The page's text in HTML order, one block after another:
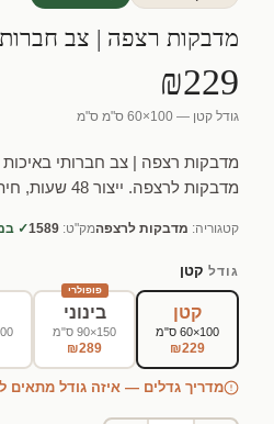
מדבקות רצפה | צב
₪229
גודל קטן — 100×60 ס"מ ס"מ
מדבקות רצפה | צב חברותי באיכות
מדבקות לרצפה. ייצור 48 שעות, חיתוך לפי מידה.
קטגוריה: מדבקות לרצפהמק"ט: 1589
✓
גודל קטן
קטן
100×60 ס"מ
₪229
פופולרי
בינוני
150×90 ס"מ
₪289
מדריך גדלים — איזה גודל מתאים